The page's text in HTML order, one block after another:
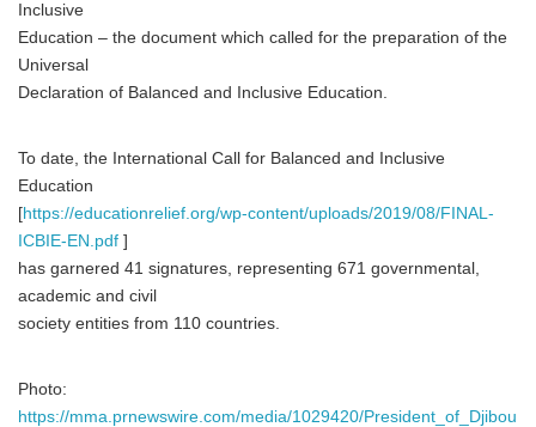
Inclusive
Education – the document which called for the preparation of the
Universal
Declaration of Balanced and Inclusive Education.
To date, the International Call for Balanced and Inclusive
Education
[https://educationrelief.org/wp-content/uploads/2019/08/FINAL-
ICBIE-EN.pdf ]
has garnered 41 signatures, representing 671 governmental,
academic and civil
society entities from 110 countries.
Photo:
https://mma.prnewswire.com/media/1029420/President_of_Djibou